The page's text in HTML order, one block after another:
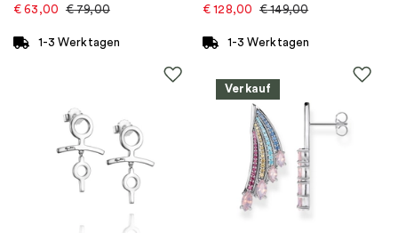
Kollektion: Rose Petal
€ 63,00 €79,00
1-3 Werktagen
€ 128,00 €149,00
1-3 Werktagen
Verkauf